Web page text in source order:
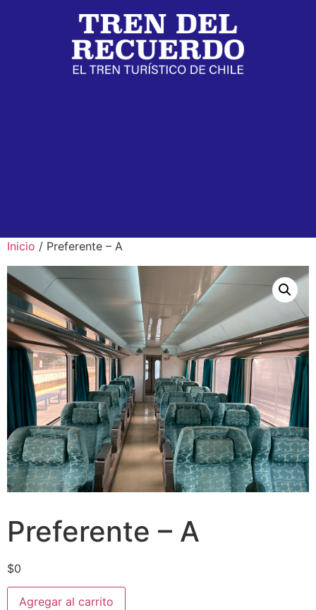
Inicio / Preferente – A
Preferente – A
$0
Agregar al carrito